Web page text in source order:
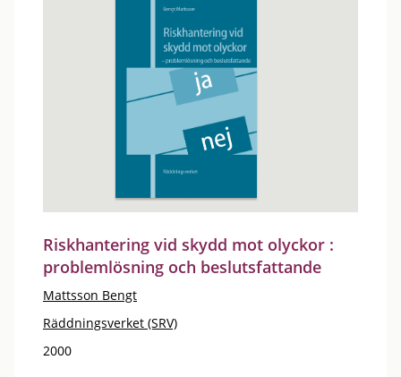
Riskhantering vid skydd mot olyckor :
problemlösning och beslutsfattande
Mattsson Bengt
Räddningsverket (SRV)
2000